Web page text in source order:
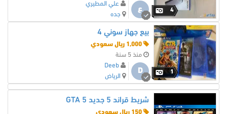
4 ع
علي المطيري
جده
1
بيع جهاز سوني 4
منذ 5 سنة
D
Deeb
الرياض
شريط قراند 5 جديد GTA 5